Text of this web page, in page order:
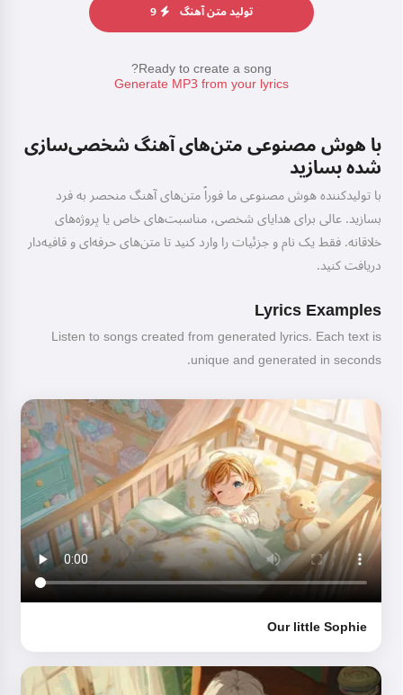
تولید متن آهنگ 9
Ready to create a song?
Generate MP3 from your lyrics
با هوش مصنوعی متن‌های آهنگ شخصی‌سازی
شده بسازید
با تولیدکننده هوش مصنوعی ما فوراً متن‌های آهنگ منحصر به فرد
بسازید. عالی برای هدایای شخصی، مناسبت‌های خاص یا پروژه‌های
خلاقانه. فقط یک نام و جزئیات را وارد کنید تا متن‌های حرفه‌ای و قافیه‌دار
دریافت کنید.
Lyrics Examples
Listen to songs created from generated lyrics. Each text is
unique and generated in seconds.
Our little Sophie